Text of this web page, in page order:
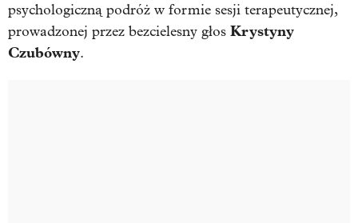
psychologiczną podróż w formie sesji terapeutycznej,
prowadzonej przez bezcielesny głos Krystyny
Czubówny.